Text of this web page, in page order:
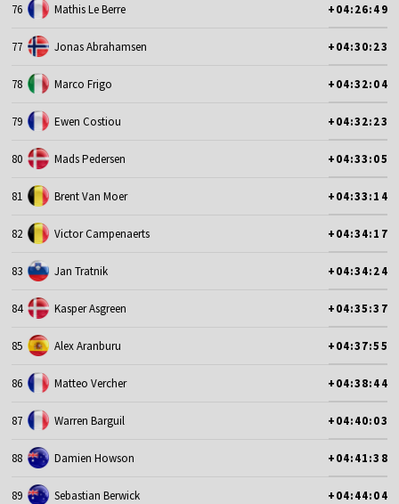
76 Mathis Le Berre +04:26:49
77 Jonas Abrahamsen +04:30:23
78 Marco Frigo +04:32:04
79 Ewen Costiou +04:32:23
80 Mads Pedersen +04:33:05
81 Brent Van Moer +04:33:14
82 Victor Campenaerts +04:34:17
83 Jan Tratnik +04:34:24
84 Kasper Asgreen +04:35:37
85 Alex Aranburu +04:37:55
86 Matteo Vercher +04:38:44
87 Warren Barguil +04:40:03
88 Damien Howson +04:41:38
89 Sebastian Berwick +04:44:04